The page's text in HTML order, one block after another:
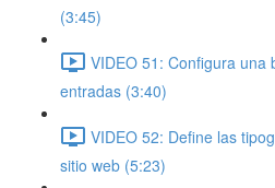
(3:45)
VIDEO 51: Configura una
entradas (3:40)
VIDEO 52: Define las
sitio web (5:23)